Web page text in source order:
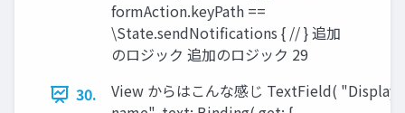
formAction.keyPath ==
\State.sendNotifications { // } 追加
のロジック 追加のロジック 29
30.
View からはこんな感じ TextField( "Display